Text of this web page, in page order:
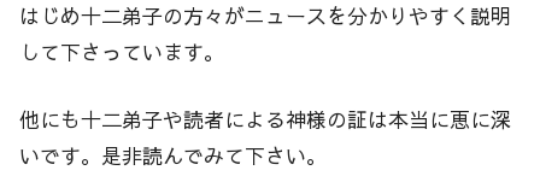
はじめ十二弟子の方々がニュースを分かりやすく説明
して下さっています。
他にも十二弟子や読者による神様の証は本当に恵に深
いです。是非読んでみて下さい。